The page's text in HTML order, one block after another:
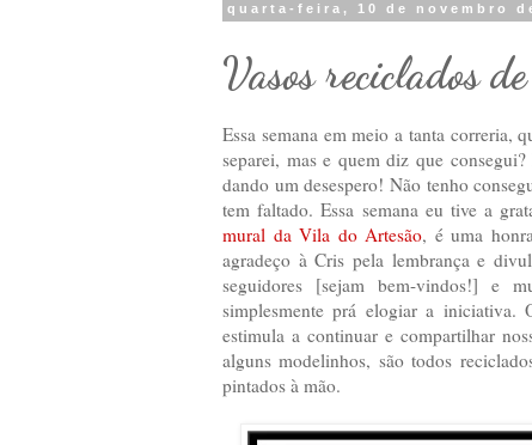
quarta-feira, 10 de novembro
Vasos reciclados
Essa semana em meio a tanta correria,
separei, mas e quem diz que
dando um desespero! Não tenho
tem faltado. Essa semana eu tive a
mural da Vila do Artesão, é uma
agradeço à Cris pela lembrança e
seguidores [sejam bem-vindos!] e
simplesmente prá elogiar a iniciativa.
estimula a continuar e compartilhar
alguns modelinhos, são todos
pintados à mão.